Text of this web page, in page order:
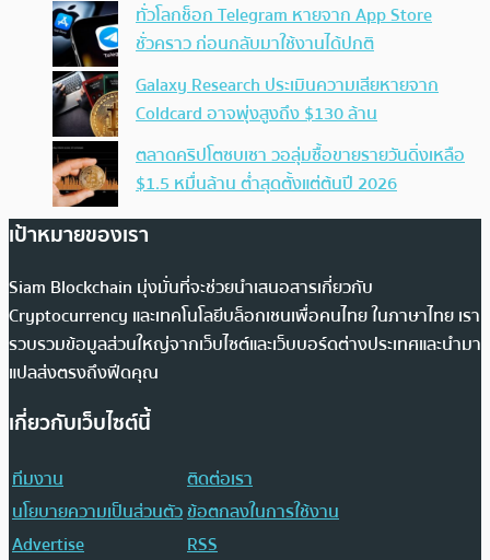
ทั่วโลกช็อก Telegram หายจาก App Store
ชั่วคราว ก่อนกลับมาใช้งานได้ปกติ
Galaxy Research ประเมินความเสียหายจาก
Coldcard อาจพุ่งสูงถึง $130 ล้าน
ตลาดคริปโตซบเซา วอลุ่มซื้อขายรายวันดิ่งเหลือ
$1.5 หมื่นล้าน ต่ำสุดตั้งแต่ต้นปี 2026
เป้าหมายของเรา
Siam Blockchain มุ่งมั่นที่จะช่วยนำเสนอสารเกี่ยวกับ
Cryptocurrency และเทคโนโลยีบล็อกเชนเพื่อคนไทย ในภาษาไทย เรา
รวบรวมข้อมูลส่วนใหญ่จากเว็บไซต์และเว็บบอร์ดต่างประเทศและนำมา
แปลส่งตรงถึงฟีดคุณ
เกี่ยวกับเว็บไซต์นี้
ทีมงาน
ติดต่อเรา
นโยบายความเป็นส่วนตัวข้อตกลงในการใช้งาน
Advertise
RSS